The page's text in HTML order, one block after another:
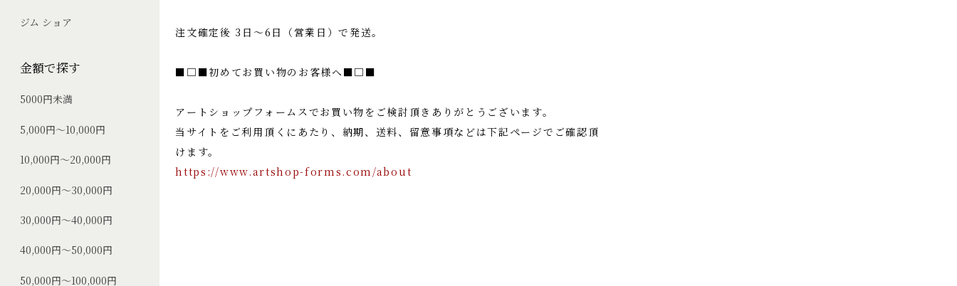
ジム ショア
金額で探す
5000円未満
5,000円～10,000円
10,000円～20,000円
20,000円～30,000円
30,000円～40,000円
40,000円～50,000円
50,000円～100,000円
注文確定後 3日〜6日（営業日）で発送。
■□■初めてお買い物のお客様へ■□■
アートショップフォームスでお買い物をご検討頂きありがとうございます。
当サイトをご利用頂くにあたり、納期、送料、留意事項などは下記ページでご確認頂
けます。
https://www.artshop-forms.com/about